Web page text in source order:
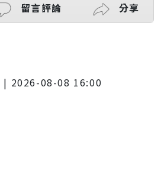
留言評論 分享
| 2026-08-08 16:00